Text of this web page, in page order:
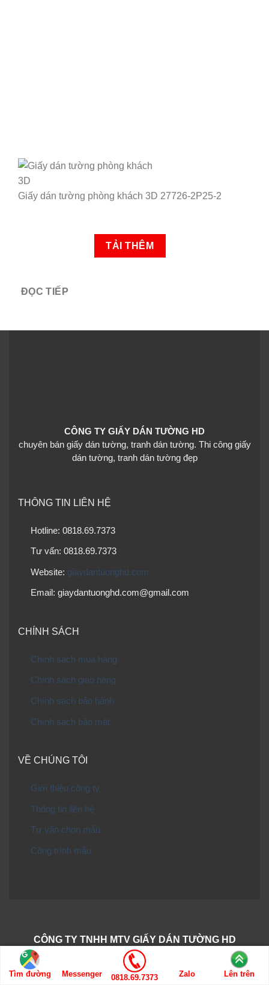
Giấy dán tường phòng khách 3D 27726-2P25-2
TẢI THÊM
ĐỌC TIẾP
CÔNG TY GIẤY DÁN TƯỜNG HD
chuyên bán giấy dán tường, tranh dán tường. Thi công giấy
dán tường, tranh dán tường đẹp
THÔNG TIN LIÊN HỆ
Hotline: 0818.69.7373
Tư vấn: 0818.69.7373
Website: giaydantuonghd.com
Email: giaydantuonghd.com@gmail.com
CHÍNH SÁCH
Chính sách mua hàng
Chính sách giao hàng
Chính sách bảo hành
Chính sách bảo mật
VỀ CHÚNG TÔI
Giới thiệu công ty
Thông tin liên hệ
Tư vấn chọn mẫu
Công trình mẫu
CÔNG TY TNHH MTV GIẤY DÁN TƯỜNG HD
Địa chỉ: 534/3 Trần Hưng Đạo B, Phường Chợ Lớn,
TP.HCM
Tìm đường Messenger 0818.69.7373 Zalo Lên trên